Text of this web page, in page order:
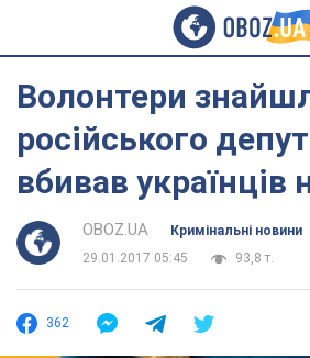
Волонтери
російського
вбивав українців
OBOZ.UA
Кримінальні новини
29.01.2017 05:45
93,8 т.
362